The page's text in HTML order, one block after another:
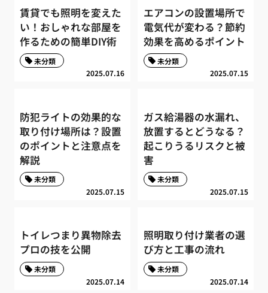
賃貸でも照明を変えた
い！おしゃれな部屋を
作るための簡単DIY術
2025.07.16
未分類
エアコンの設置場所で
電気代が変わる？節約
効果を高めるポイント
2025.07.15
未分類
防犯ライトの効果的な
取り付け場所は？設置
のポイントと注意点を
解説
2025.07.15
未分類
ガス給湯器の水漏れ、
放置するとどうなる？
起こりうるリスクと被
害
2025.07.15
未分類
トイレつまり異物除去
プロの技を公開
2025.07.14
未分類
照明取り付け業者の選
び方と工事の流れ
2025.07.14
未分類